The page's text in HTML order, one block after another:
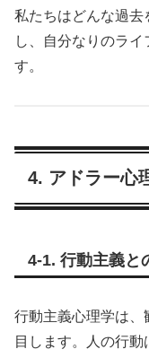
私たちはどんな過去
し、自分なりのラ
す。
4. アドラー心
4-1. 行動主義と
行動主義心理学は、
目します。人の行動